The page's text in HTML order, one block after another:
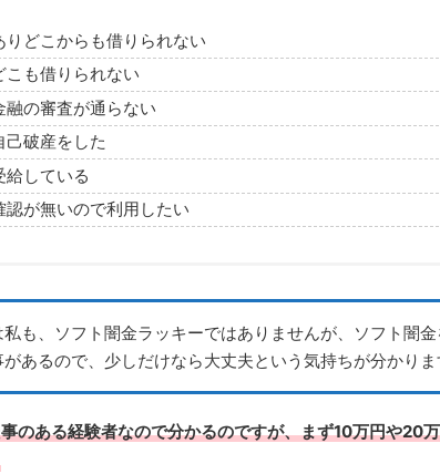
りどこからも借りられない
こも借りられない
融の審査が通らない
破産をした
給している
認が無いので利用したい
私も、ソフト闇金ラッキーではありませんが、ソフト闇金
があるので、少しだけなら大丈夫という気持ちが分かりま
のある経験者なので分かるのですが、まず10万円や20